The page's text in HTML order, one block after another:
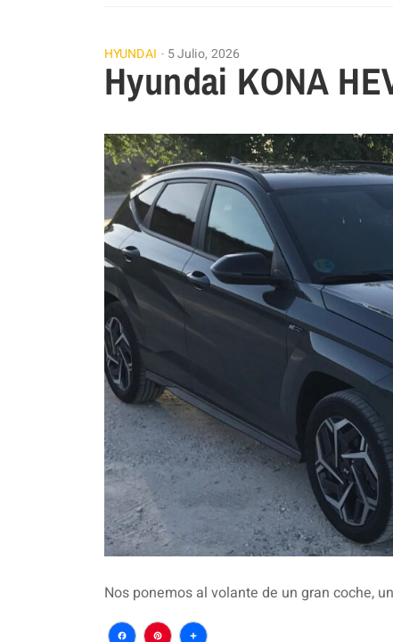
HYUNDAI 5 Julio, 2026
Hyundai KONA
Nos ponemos al volante de un gran coche,